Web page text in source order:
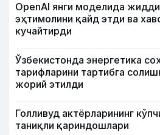
OpenAI янги моделида
эҳтимолини қайд этди ва
кучайтирди
Ўзбекистонда энергетика
тарифларини тартибга
жорий этилди
Голливуд актёрларининг
таниқли қариндошлари